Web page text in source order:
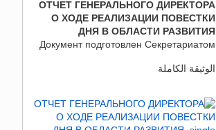
ОТЧЕТ ГЕНЕРАЛЬНОГО ДИРЕКТОРА
О ХОДЕ РЕАЛИЗАЦИИ ПОВЕСТКИ
ДНЯ В ОБЛАСТИ РАЗВИТИЯ
Документ подготовлен Секретариатом
الوثيقة الكاملة